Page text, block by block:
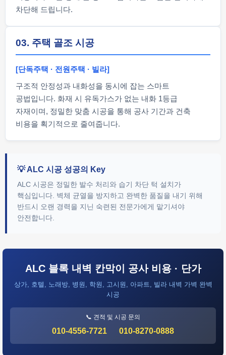
차단해 드립니다.
03. 주택 골조 시공
[단독주택 · 전원주택 · 빌라]
구조적 안정성과 내화성을 동시에 잡는 스마트
공법입니다. 화재 시 유독가스가 없는 내화 1등급
자재이며, 정밀한 맞춤 시공을 통해 공사 기간과 건축
비용을 획기적으로 줄여줍니다.
💡 ALC 시공 성공의 Key
ALC 시공은 정밀한 발수 처리와 습기 차단 턱 설치가
핵심입니다. 벽체 균열을 방지하고 완벽한 품질을 내기 위해
반드시 오랜 경력을 지닌 숙련된 전문가에게 맡기셔야
안전합니다.
ALC 블록 내벽 칸막이 공사 비용 · 단가
상가, 호텔, 노래방, 병원, 학원, 고시원, 아파트, 빌라 내벽 가벽 완벽
시공
📞 견적 및 시공 문의
010-4556-7721 010-8270-0888